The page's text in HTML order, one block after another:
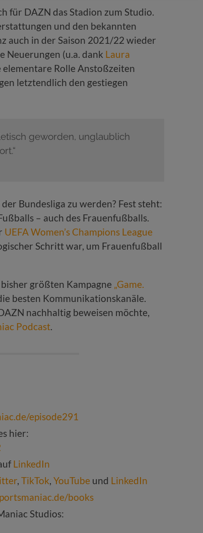
für DAZN das Stadion zum Studio.
und den bekannten
auch in der Saison 2021/22 wieder
Neuerungen (u.a. dank Laura
Rolle Anstoßzeiten
letztendlich den gestiegen
geworden, unglaublich
Bundesliga zu werden? Fest steht:
– auch des Frauenfußballs.
UEFA Women’s Champions League
Schritt war, um Frauenfußball
größten Kampagne „Game.
besten Kommunikationskanäle.
nachhaltig beweisen möchte,
Podcast.
episode291
hier:
LinkedIn
, TikTok, YouTube und LinkedIn
books
Studios: